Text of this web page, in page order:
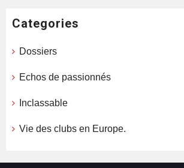
Categories
Dossiers
Echos de passionnés
Inclassable
Vie des clubs en Europe.